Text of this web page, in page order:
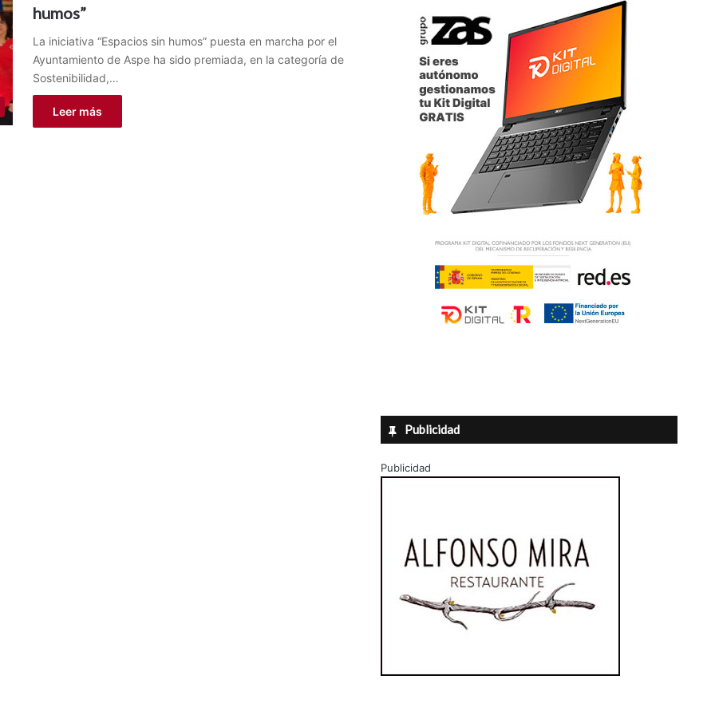
humos”
La iniciativa “Espacios sin humos” puesta en marcha por el
Ayuntamiento de Aspe ha sido premiada, en la categoría de
Sostenibilidad,…
Leer más
Publicidad
Publicidad